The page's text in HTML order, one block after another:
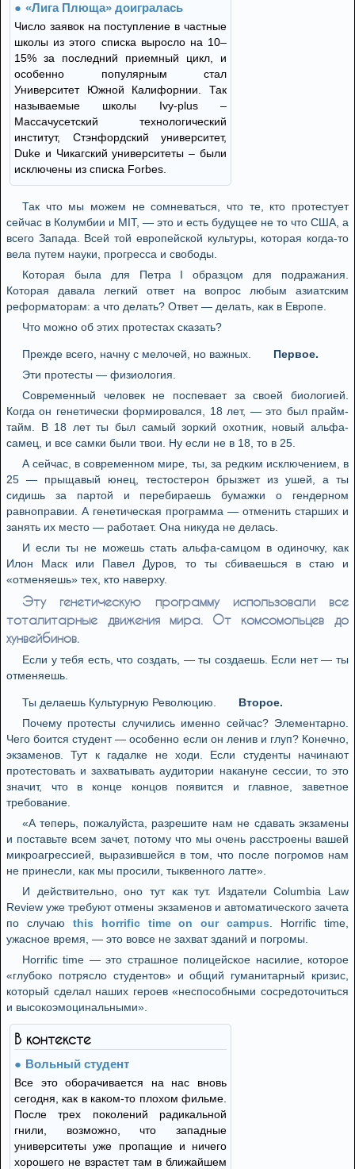
«Лига Плюща» доигралась
Число заявок на поступление в частные
школы из этого списка выросло на 10–
15% за последний приемный цикл, и
особенно популярным стал
Университет Южной Калифорнии. Так
называемые школы Ivy-plus –
Массачусетский технологический
институт, Стэнфордский университет,
Duke и Чикагский университеты – были
исключены из списка Forbes.
Так что мы можем не сомневаться, что те, кто протестует
сейчас в Колумбии и MIT, — это и есть будущее не то что США, а
всего Запада. Всей той европейской культуры, которая когда-то
вела путем науки, прогресса и свободы.
Которая была для Петра I образцом для подражания.
Которая давала легкий ответ на вопрос любым азиатским
реформаторам: а что делать? Ответ — делать, как в Европе.
Что можно об этих протестах сказать?
Прежде всего, начну с мелочей, но важных.
Первое.
Эти протесты — физиология.
Современный человек не поспевает за своей биологией.
Когда он генетически формировался, 18 лет, — это был прайм-
тайм. В 18 лет ты был самый зоркий охотник, новый альфа-
самец, и все самки были твои. Ну если не в 18, то в 25.
А сейчас, в современном мире, ты, за редким исключением, в
25 — прыщавый юнец, тестостерон брызжет из ушей, а ты
сидишь за партой и перебираешь бумажки о гендерном
равноправии. А генетическая программа — отменить старших и
занять их место — работает. Она никуда не делась.
И если ты не можешь стать альфа-самцом в одиночку, как
Илон Маск или Павел Дуров, то ты сбиваешься в стаю и
«отменяешь» тех, кто наверху.
Эту генетическую программу использовали все
тоталитарные движения мира. От комсомольцев до
хунвейбинов.
Если у тебя есть, что создать, — ты создаешь. Если нет — ты
отменяешь.
Ты делаешь Культурную Революцию.
Второе.
Почему протесты случились именно сейчас? Элементарно.
Чего боится студент — особенно если он ленив и глуп? Конечно,
экзаменов. Тут к гадалке не ходи. Если студенты начинают
протестовать и захватывать аудитории накануне сессии, то это
значит, что в конце концов появится и главное, заветное
требование.
«А теперь, пожалуйста, разрешите нам не сдавать экзамены
и поставьте всем зачет, потому что мы очень расстроены вашей
микроагрессией, выразившейся в том, что после погромов нам
не принесли, как мы просили, тыквенного латте».
И действительно, оно тут как тут. Издатели Columbia Law
Review уже требуют отмены экзаменов и автоматического зачета
по случаю this horrific time on our campus . Horrific time,
ужасное время, — это вовсе не захват зданий и погромы.
Horrific time — это страшное полицейское насилие, которое
«глубоко потрясло студентов» и общий гуманитарный кризис,
который сделал наших героев «неспособными сосредоточиться
и высокоэмоцинальными».
В контексте
Вольный студент
Все это оборачивается на нас вновь
сегодня, как в каком-то плохом фильме.
После трех поколений радикальной
гнили, возможно, что западные
университеты уже пропащие и ничего
хорошего не взрастет там в ближайшем